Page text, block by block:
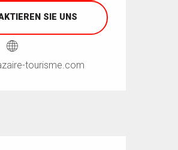
SIE UNS
tourisme.com